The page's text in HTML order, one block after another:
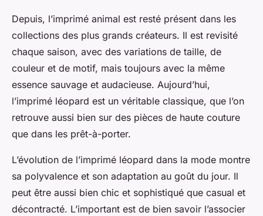
Depuis, l’imprimé animal est resté présent dans les
collections des plus grands créateurs. Il est revisité
chaque saison, avec des variations de taille, de
couleur et de motif, mais toujours avec la même
essence sauvage et audacieuse. Aujourd’hui,
l’imprimé léopard est un véritable classique, que l’on
retrouve aussi bien sur des pièces de haute couture
que dans les prêt-à-porter.
L’évolution de l’imprimé léopard dans la mode montre
sa polyvalence et son adaptation au goût du jour. Il
peut être aussi bien chic et sophistiqué que casual et
décontracté. L’important est de bien savoir l’associer